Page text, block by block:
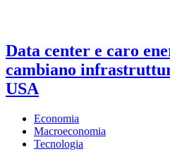
Data center e caro
cambiano
USA
Economia
Macroeconomia
Tecnologia